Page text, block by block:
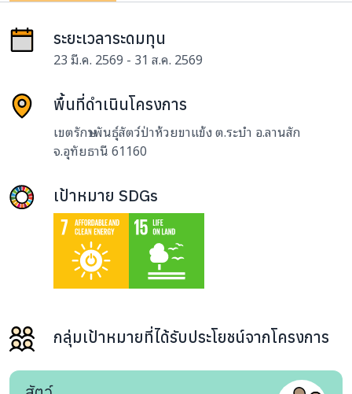
ระยะเวลาระดมทุน
23 มี.ค. 2569 - 31 ส.ค. 2569
พื้นที่ดำเนินโครงการ
เขตรักษาพันธุ์สัตว์ป่าห้วยขาแข้ง ต.ระบำ อ.ลานสัก
จ.อุทัยธานี 61160
เป้าหมาย SDGs
กลุ่มเป้าหมายที่ได้รับประโยชน์จากโครงการ